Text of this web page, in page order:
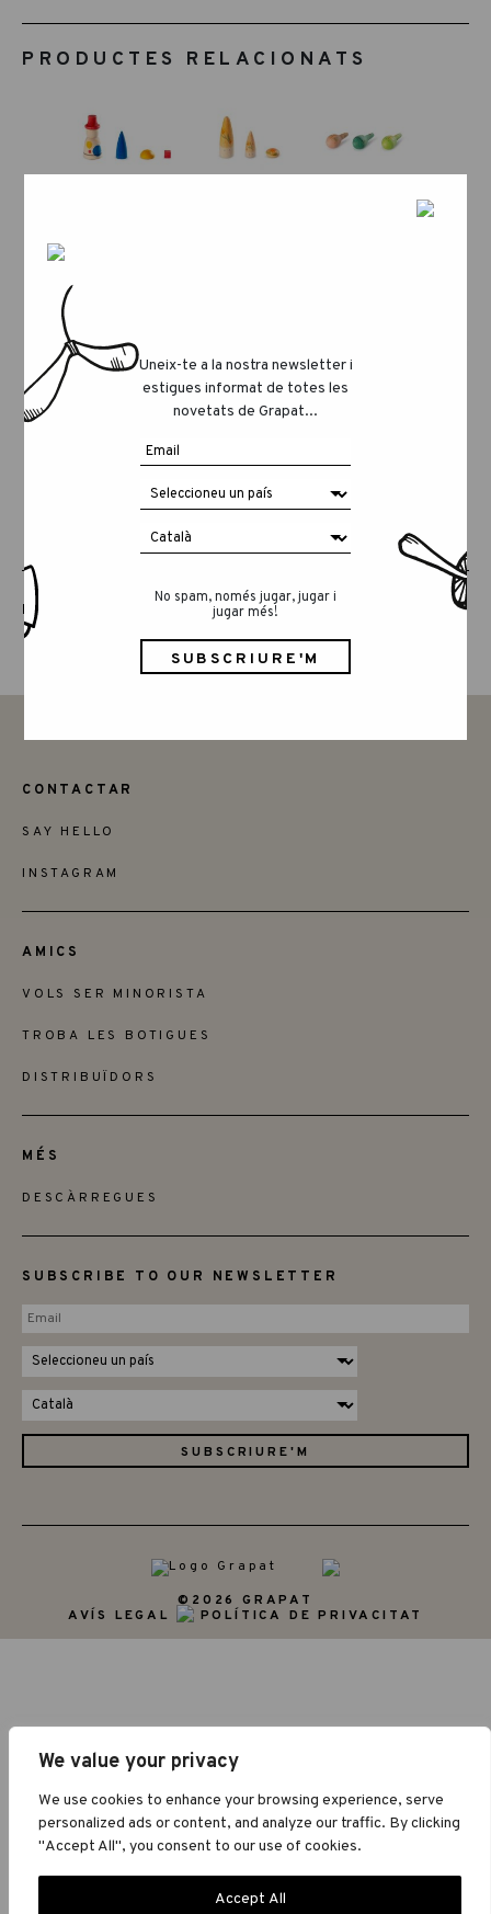
We value your privacy
We use cookies to enhance your browsing experience, serve
personalized ads or content, and analyze our traffic. By clicking
"Accept All", you consent to our use of cookies.
Accept All
PRODUCTES RELACIONATS
LUCKY LUCKY CUARTA EDICIÓ
Uneix-te a la nostra newsletter i
estigues informat de totes les
novetats de Grapat...
No spam, només jugar, jugar i
jugar més!
CONTACTAR
SAY HELLO
INSTAGRAM
AMICS
VOLS SER MINORISTA
TROBA LES BOTIGUES
DISTRIBUÏDORS
MÉS
DESCÀRREGUES
SUBSCRIBE TO OUR NEWSLETTER
©2026 GRAPAT
AVÍS LEGAL
POLÍTICA DE PRIVACITAT